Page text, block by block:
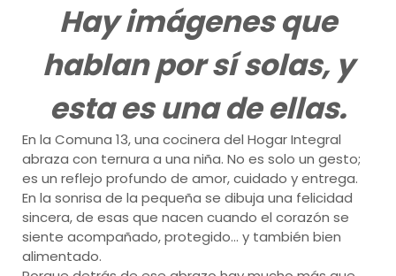
Hay imágenes que
hablan por sí solas, y
esta es una de ellas.
En la Comuna 13, una cocinera del Hogar Integral
abraza con ternura a una niña. No es solo un gesto;
es un reflejo profundo de amor, cuidado y entrega.
En la sonrisa de la pequeña se dibuja una felicidad
sincera, de esas que nacen cuando el corazón se
siente acompañado, protegido… y también bien
alimentado.